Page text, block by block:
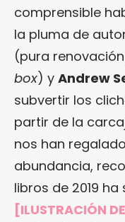
comprensible
la pluma de
(pura
box) y Andrew
subvertir los
partir de la
nos han
abundancia,
libros de 2019
[ILUSTRACIÓN